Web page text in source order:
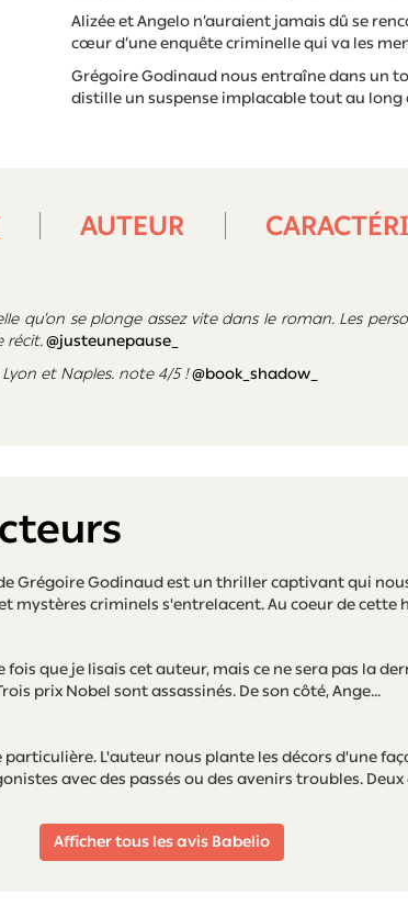
Alizée et Angelo n’auraient jamais dû se
cœur d’une enquête criminelle qui va les
Grégoire Godinaud nous entraîne dans un
distille un suspense implacable tout au long
AUTEUR
qu’on se plonge assez vite dans le roman. Les
récit.@justeunepause_
et Naples. note 4/5 !@book_shadow_
Grégoire Godinaud est un thriller captivant qui
mystères criminels s'entrelacent. Au coeur de cette
fois que je lisais cet auteur, mais ce ne sera pas la
prix Nobel sont assassinés. De son côté, Ange...
particulière. L'auteur nous plante les décors d'une
avec des passés ou des avenirs troubles. Deux
Afficher tous les avis Babelio